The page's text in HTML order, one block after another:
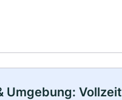
Umgebung: